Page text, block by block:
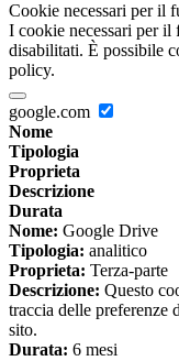
Cookie necessari per il
I cookie necessari per il
disabilitati. È possibile
policy.
google.com
Nome
Tipologia
Proprieta
Descrizione
Durata
Nome: Google Drive
Tipologia: analitico
Proprieta: Terza-parte
Descrizione: Questo
traccia delle preferenze
sito.
Durata: 6 mesi